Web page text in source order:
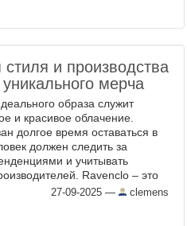
и производства
мерча
образа служит
и красивое облачение.
долгое время оставаться в
должен следить за
и учитывать
Ravenclo – это
фабрика одежды ,
синонимом качества,
27-09-2025 — clemens